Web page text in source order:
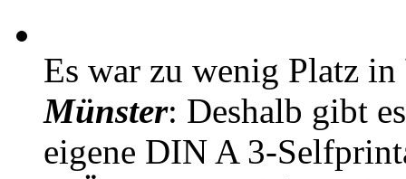
Es war zu wenig Platz in
Münster: Deshalb gibt
eigene DIN A 3-